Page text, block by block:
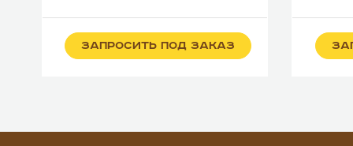
ЗАПРОСИТЬ ПОД ЗАКАЗ